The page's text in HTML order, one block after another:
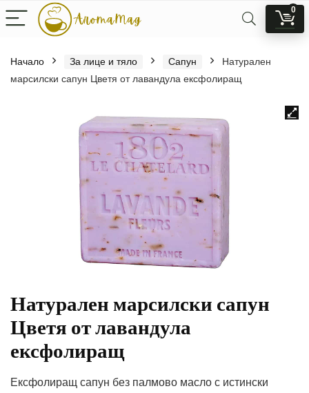
0
Начало За лице и тяло Сапун
Натурален
марсилски сапун Цветя от лавандула ексфолиращ
Натурален марсилски сапун
Цветя от лавандула
ексфолиращ
Ексфолиращ сапун без палмово масло с истински